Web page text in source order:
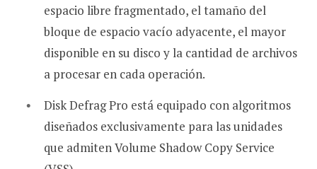
espacio libre fragmentado, el tamaño del
bloque de espacio vacío adyacente, el mayor
disponible en su disco y la cantidad de archivos
a procesar en cada operación.
Disk Defrag Pro está equipado con algoritmos
diseñados exclusivamente para las unidades
que admiten Volume Shadow Copy Service